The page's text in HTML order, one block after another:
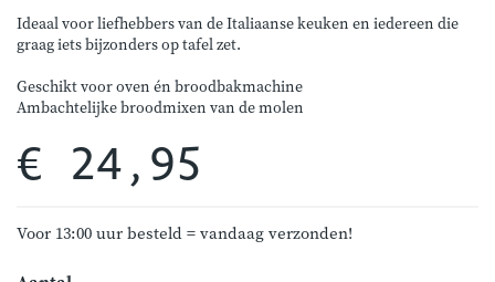
Ideaal voor liefhebbers van de Italiaanse keuken en iedereen die
graag iets bijzonders op tafel zet.
Geschikt voor oven én broodbakmachine
Ambachtelijke broodmixen van de molen
€ 24,95
Voor 13:00 uur besteld = vandaag verzonden!